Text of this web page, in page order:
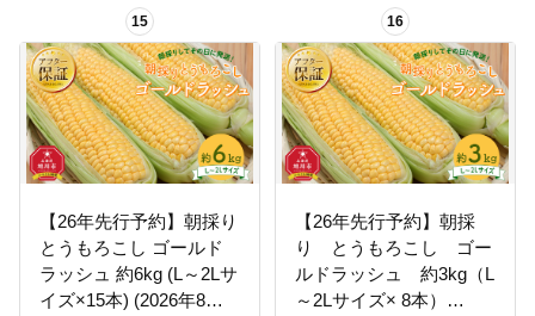
便 頒布会 冷蔵配送 クー
ル便 】 _01107
道 】_03648
15
【26年先行予約】朝採り
とうもろこし ゴールド
ラッシュ 約6kg (L～2Lサ
イズ×15本) (2026年8月
16
【26年先行予約】朝採
り とうもろこし ゴー
ルドラッシュ 約3kg（L
～2Lサイズ× 8本）